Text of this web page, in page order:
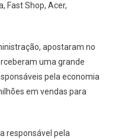
Fast Shop, Acer,
apostaram no
uma grande
pela economia
em vendas para
responsável pela